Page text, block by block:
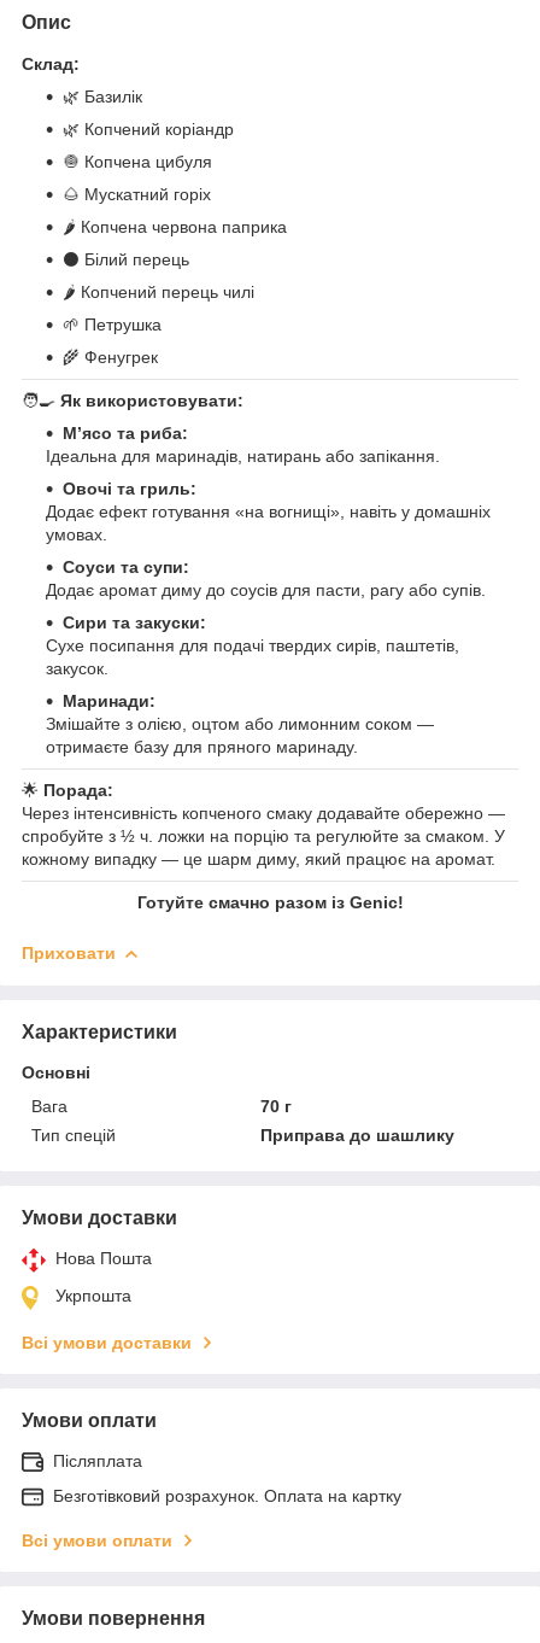
Опис
Склад:
🌿 Базилік
🌿 Копчений коріандр
🧅 Копчена цибуля
🌰 Мускатний горіх
🌶️ Копчена червона паприка
⚫ Білий перець
🌶️ Копчений перець чилі
🌱 Петрушка
🌾 Фенугрек
🧑‍🍳 Як використовувати:
М’ясо та риба:
Ідеальна для маринадів, натирань або запікання.
Овочі та гриль:
Додає ефект готування «на вогнищі», навіть у домашніх
умовах.
Соуси та супи:
Додає аромат диму до соусів для пасти, рагу або супів.
Сири та закуски:
Сухе посипання для подачі твердих сирів, паштетів,
закусок.
Маринади:
Змішайте з олією, оцтом або лимонним соком —
отримаєте базу для пряного маринаду.
🌟 Порада:
Через інтенсивність копченого смаку додавайте обережно —
спробуйте з ½ ч. ложки на порцію та регулюйте за смаком. У
кожному випадку — це шарм диму, який працює на аромат.
Готуйте смачно разом із Genic!
Приховати
Характеристики
Основні
Вага
70 г
Тип спецій
Приправа до шашлику
Умови доставки
Нова Пошта
Укрпошта
Всі умови доставки
Умови оплати
Післяплата
Безготівковий розрахунок. Оплата на картку
Всі умови оплати
Умови повернення